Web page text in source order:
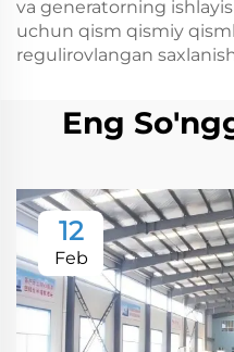
va generatorning
uchun qism qismiy
regulirovlangan
Eng
12
Feb